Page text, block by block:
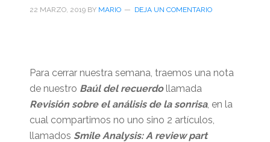
22 MARZO, 2019BY MARIO DEJA UN COMENTARIO
Para cerrar nuestra semana, traemos una nota
de nuestro Baúl del recuerdollamada
Revisión sobre el análisis de la sonrisa, en la
cual compartimos no uno sino 2 artículos,
llamados Smile Analysis: A review part